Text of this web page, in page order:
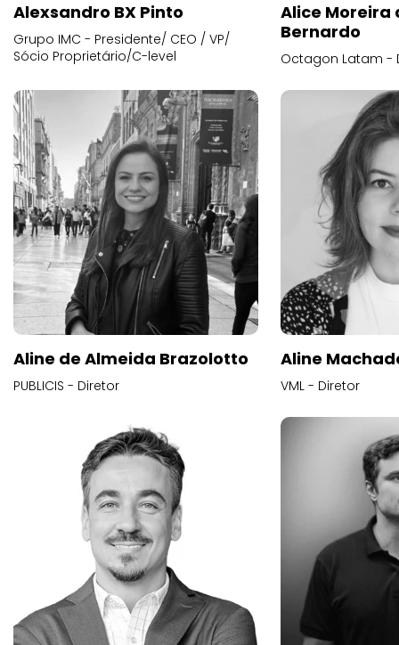
Alexsandro BX Pinto
Grupo IMC - Presidente/ CEO / VP/
Sócio Proprietário/C-level
Alice
Bernardo
Octagon Latam -
Aline de Almeida Brazolotto
PUBLICIS - Diretor
Aline
VML - Diretor